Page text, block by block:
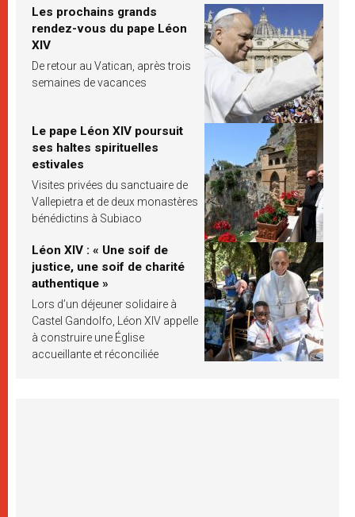
Les prochains grands
rendez-vous du pape Léon
XIV
De retour au Vatican, après trois
semaines de vacances
Le pape Léon XIV poursuit
ses haltes spirituelles
estivales
Visites privées du sanctuaire de
Vallepietra et de deux monastères
bénédictins à Subiaco
Léon XIV : « Une soif de
justice, une soif de charité
authentique »
Lors d’un déjeuner solidaire à
Castel Gandolfo, Léon XIV appelle
à construire une Église
accueillante et réconciliée